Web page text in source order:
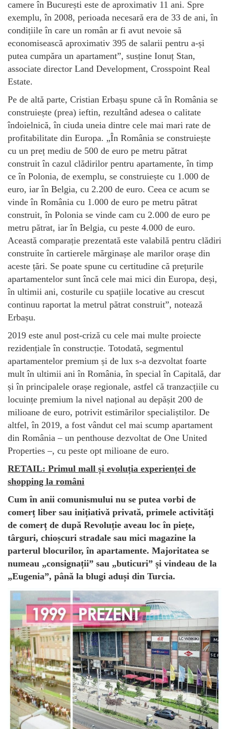
camere în București este de aproximativ 11 ani. Spre
exemplu, în 2008, perioada necesară era de 33 de ani, în
condițiile în care un român ar fi avut nevoie să
economisească aproximativ 395 de salarii pentru a-și
putea cumpăra un apartament”, susține Ionuț Stan,
associate director Land Development, Crosspoint Real
Estate.
Pe de altă parte, Cristian Erbașu spune că în România se
construiește (prea) ieftin, rezultând adesea o calitate
îndoielnică, în ciuda uneia dintre cele mai mari rate de
profitabilitate din Europa. „În România se construiește
cu un preț mediu de 500 de euro pe metru pătrat
construit în cazul clădirilor pentru apartamente, în timp
ce în Polonia, de exemplu, se construiește cu 1.000 de
euro, iar în Belgia, cu 2.200 de euro. Ceea ce acum se
vinde în România cu 1.000 de euro pe metru pătrat
construit, în Polonia se vinde cam cu 2.000 de euro pe
metru pătrat, iar în Belgia, cu peste 4.000 de euro.
Această comparație prezentată este valabilă pentru clădiri
construite în cartierele mărginașe ale marilor orașe din
aceste țări. Se poate spune cu certitudine că prețurile
apartamentelor sunt încă cele mai mici din Europa, deși,
în ultimii ani, costurile cu spațiile locative au crescut
continuu raportat la metrul pătrat construit”, notează
Erbașu.
2019 este anul post-criză cu cele mai multe proiecte
rezidențiale în construcție. Totodată, segmentul
apartamentelor premium și de lux s-a dezvoltat foarte
mult în ultimii ani în România, în special în Capitală, dar
și în principalele orașe regionale, astfel că tranzacțiile cu
locuințe premium la nivel național au depășit 200 de
milioane de euro, potrivit estimărilor specialiștilor. De
altfel, în 2019, a fost vândut cel mai scump apartament
din România – un penthouse dezvoltat de One United
Properties –, cu peste opt milioane de euro.
RETAIL: Primul mall și evoluția experienței de
shopping la români
Cum în anii comunismului nu se putea vorbi de
comerț liber sau inițiativă privată, primele activități
de comerț de după Revoluție aveau loc în piețe,
târguri, chioșcuri stradale sau mici magazine la
parterul blocurilor, în apartamente. Majoritatea se
numeau „consignații” sau „buticuri” și vindeau de la
„Eugenia”, până la blugi aduși din Turcia.